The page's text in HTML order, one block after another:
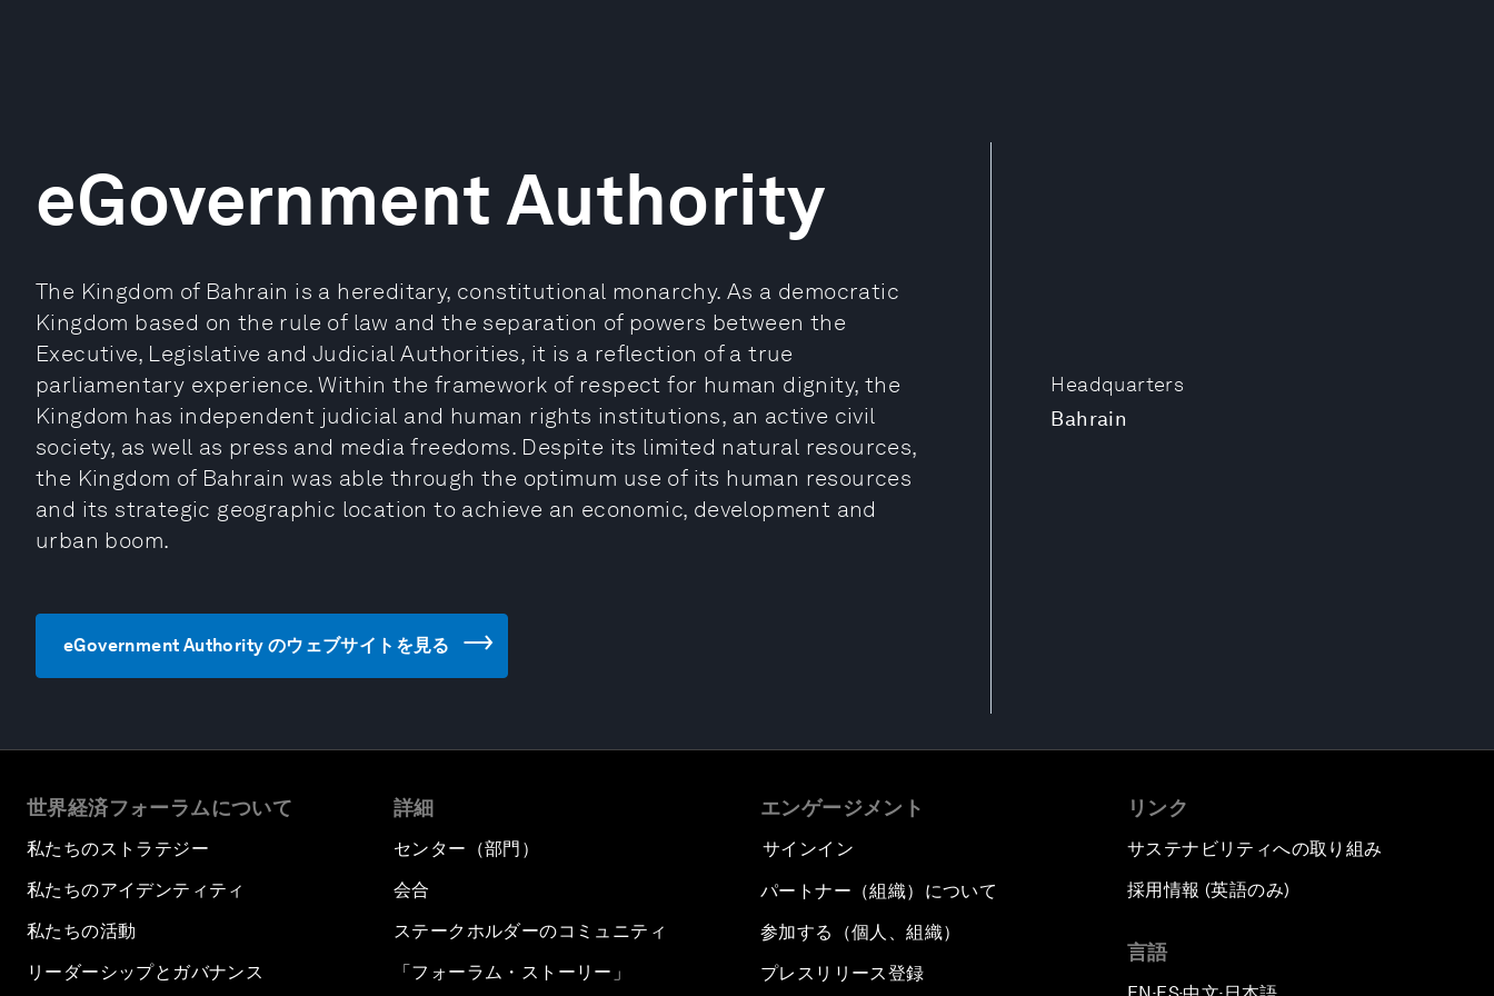
Headquarters
Bahrain
eGovernment Authority
The Kingdom of Bahrain is a hereditary, constitutional monarchy. As a democratic
Kingdom based on the rule of law and the separation of powers between the
Executive, Legislative and Judicial Authorities, it is a reflection of a true
parliamentary experience. Within the framework of respect for human dignity, the
Kingdom has independent judicial and human rights institutions, an active civil
society, as well as press and media freedoms. Despite its limited natural resources,
the Kingdom of Bahrain was able through the optimum use of its human resources
and its strategic geographic location to achieve an economic, development and
urban boom.
eGovernment Authority のウェブサイトを見る
世界経済フォーラムについて
私たちのストラテジー
私たちのアイデンティティ
私たちの活動
リーダーシップとガバナンス
詳細
センター（部門）
会合
ステークホルダーのコミュニティ
「フォーラム・ストーリー」
エンゲージメント
サインイン
パートナー（組織）について
参加する（個人、組織）
プレスリリース登録
リンク
サステナビリティへの取り組み
採用情報 (英語のみ)
言語
▪ ▪ ▪